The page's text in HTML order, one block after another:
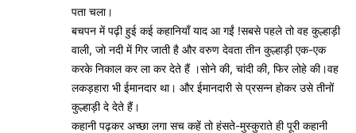
पता चला।
बचपन में पढ़ी हुई कई कहानियाँ याद आ गईं !सबसे पहले तो वह कुल्हाड़ी
वाली, जो नदी में गिर जाती है और वरुण देवता तीन कुल्हाड़ी एक-एक
करके निकाल कर ला कर देते हैं ।सोने की, चांदी की, फिर लोहे की।वह
लकड़हारा भी ईमानदार था। और ईमानदारी से प्रसन्न होकर उसे तीनों
कुल्हाड़ी दे देते हैं।
कहानी पढ़कर अच्छा लगा सच कहें तो हंसते-मुस्कुराते ही पूरी कहानी